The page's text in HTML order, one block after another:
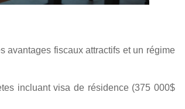
avantages fiscaux attractifs et un régime
incluant visa de résidence (375 000$